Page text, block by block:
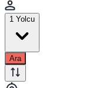
1 Yolcu
Ara